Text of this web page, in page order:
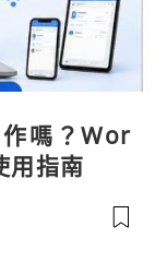
嗎？Wor
用指南